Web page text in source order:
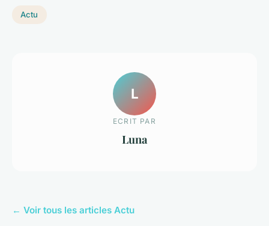
Actu
L
ECRIT PAR
Luna
← Voir tous les articles Actu